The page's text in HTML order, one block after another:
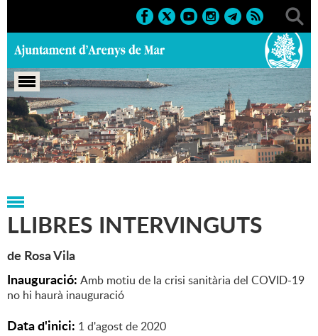
Portada > Exposicions > 2020 > Marcs > Culturals > 2020
> Exposicions
LLIBRES INTERVINGUTS
de Rosa Vila
Inauguració: Amb motiu de la crisi sanitària del COVID-19
no hi haurà inauguració
Data d'inici: 1d'agostde2020